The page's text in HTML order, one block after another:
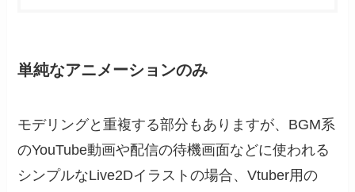
単純なアニメーションのみ
モデリングと重複する部分もありますが、BGM系
のYouTube動画や配信の待機画面などに使われる
シンプルなLive2Dイラストの場合、Vtuber用の